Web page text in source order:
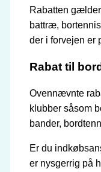
Rabatten
battræ,
der i forvejen er
Rabat til
Ovennævnte
klubber såsom
bander,
Er du
er nysgerrig på